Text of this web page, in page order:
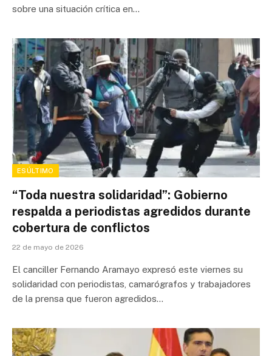
sobre una situación crítica en…
ESÚLTIMO
“Toda nuestra solidaridad”: Gobierno
respalda a periodistas agredidos durante
cobertura de conflictos
22 de mayo de 2026
El canciller Fernando Aramayo expresó este viernes su
solidaridad con periodistas, camarógrafos y trabajadores
de la prensa que fueron agredidos…